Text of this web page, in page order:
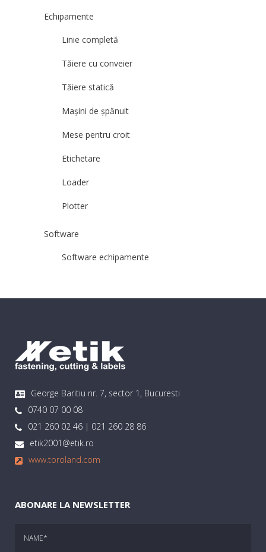
Echipamente
Linie completă
Tăiere cu conveier
Tăiere statică
Mașini de șpănuit
Mese pentru croit
Etichetare
Loader
Plotter
Software
Software echipamente
George Baritiu nr. 7, sector 1, Bucuresti
0740 07 00 08
021 260 02 46 | 021 260 28 86
etik2001@etik.ro
www.toroland.com
ABONARE LA NEWSLETTER